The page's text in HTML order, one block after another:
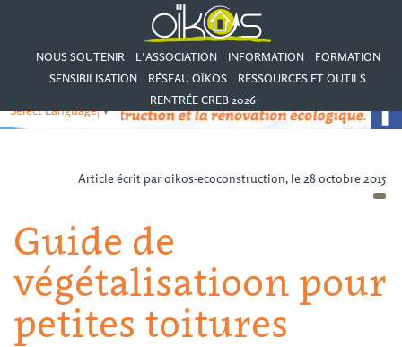
NOUS SOUTENIR L’ASSOCIATION INFORMATION
FORMATION
SENSIBILISATION
RÉSEAU OÏKOS
RESSOURCES ET OUTILS
RENTRÉE CREB 2026
Select Language▼
Article écrit par oikos-ecoconstruction, le 28 octobre 2015
Guide de
végétalisatioon pour
petites toitures